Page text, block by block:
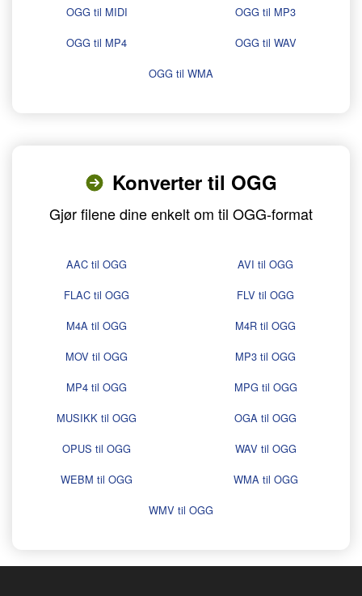
OGG til MIDI
OGG til MP3
OGG til MP4
OGG til WAV
OGG til WMA
Konverter til OGG
Gjør filene dine enkelt om til OGG-format
AAC til OGG
AVI til OGG
FLAC til OGG
FLV til OGG
M4A til OGG
M4R til OGG
MOV til OGG
MP3 til OGG
MP4 til OGG
MPG til OGG
MUSIKK til OGG
OGA til OGG
OPUS til OGG
WAV til OGG
WEBM til OGG
WMA til OGG
WMV til OGG